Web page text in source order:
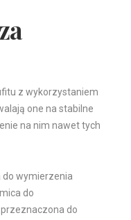
z wykorzystaniem
one na stabilne
na nim nawet tych
do wymierzenia
do
do